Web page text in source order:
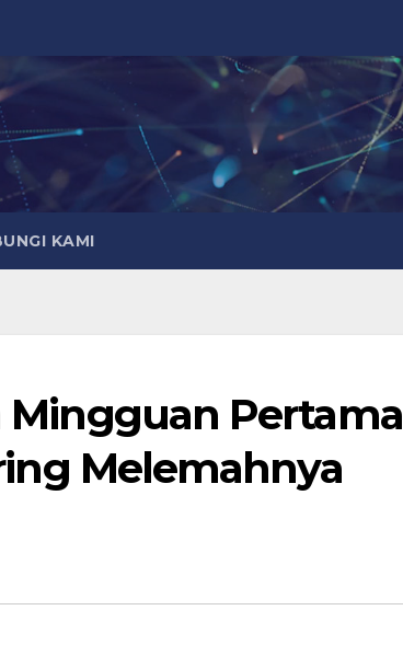
KAMI
Pertama
Melemahnya